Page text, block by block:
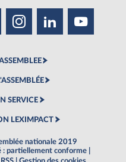
SERVICE
LEXIMPACT
nationale 2019
: partiellement conforme